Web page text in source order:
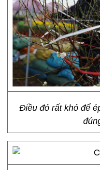
Điều đó rất khó để